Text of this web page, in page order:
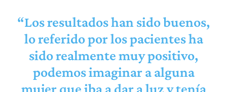
“Los resultados han sido buenos,
lo referido por los pacientes ha
sido realmente muy positivo,
podemos imaginar a alguna
mujer que iba a dar a luz y tenía